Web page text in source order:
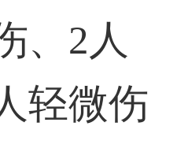
、2人
轻微伤